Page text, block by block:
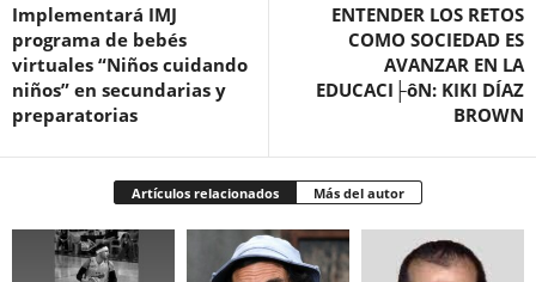
Implementará IMJ
programa de bebés
virtuales “Niños cuidando
niños” en secundarias y
preparatorias
ENTENDER LOS RETOS
COMO SOCIEDAD ES
AVANZAR EN LA
EDUCACI├ôN: KIKI DÍAZ
BROWN
Artículos relacionados Más del autor